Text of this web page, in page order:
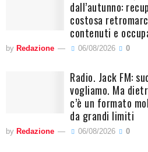
dall’autunno:
costosa
contenuti e
by Redazione 06/08/2026 0
Radio. Jack FM:
vogliamo. Ma
c’è un formato
da grandi limiti
by Redazione 06/08/2026 0